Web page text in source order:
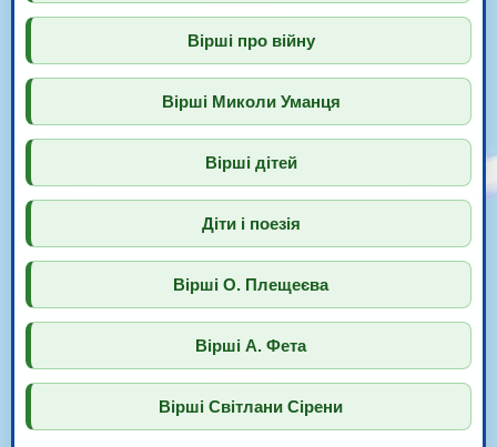
Вірші про війну
Вірші Миколи Уманця
Вірші дітей
Діти і поезія
Вірші О. Плещеєва
Вірші А. Фета
Вірші Світлани Сірени